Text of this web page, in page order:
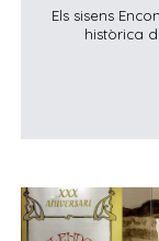
Els sisens
històrica